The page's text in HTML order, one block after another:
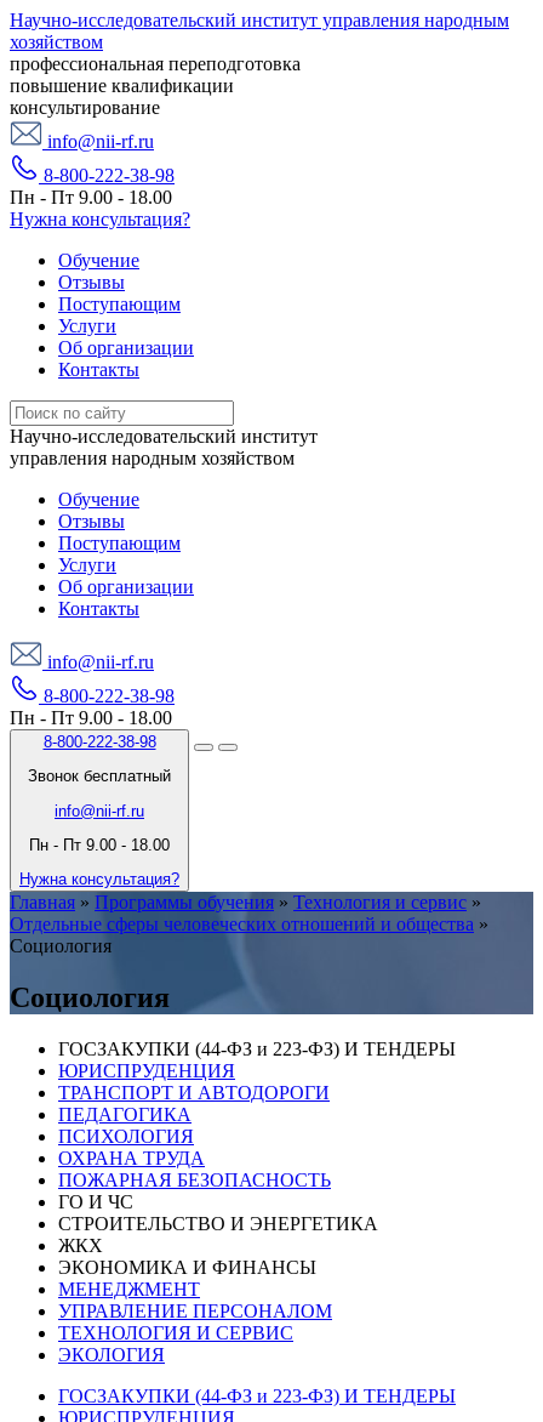
Научно-исследовательский институт управления народным
хозяйством
профессиональная переподготовка
повышение квалификации
консультирование
info@nii-rf.ru
8-800-222-38-98
Пн - Пт 9.00 - 18.00
Нужна консультация?
Обучение
Отзывы
Поступающим
Услуги
Об организации
Контакты
Научно-исследовательский институт
управления народным хозяйством
Обучение
Отзывы
Поступающим
Услуги
Об организации
Контакты
info@nii-rf.ru
8-800-222-38-98
Пн - Пт 9.00 - 18.00
8-800-222-38-98
Звонок бесплатный
info@nii-rf.ru
Пн - Пт 9.00 - 18.00
Нужна консультация?
Главная » Программы обучения » Технология и сервис »
Отдельные сферы человеческих отношений и общества »
Социология
Социология
ГОСЗАКУПКИ (44-ФЗ и 223-ФЗ) И ТЕНДЕРЫ
ЮРИСПРУДЕНЦИЯ
ТРАНСПОРТ И АВТОДОРОГИ
ПЕДАГОГИКА
ПСИХОЛОГИЯ
ОХРАНА ТРУДА
ПОЖАРНАЯ БЕЗОПАСНОСТЬ
ГО И ЧС
СТРОИТЕЛЬСТВО И ЭНЕРГЕТИКА
ЖКХ
ЭКОНОМИКА И ФИНАНСЫ
МЕНЕДЖМЕНТ
УПРАВЛЕНИЕ ПЕРСОНАЛОМ
ТЕХНОЛОГИЯ И СЕРВИС
ЭКОЛОГИЯ
ГОСЗАКУПКИ (44-ФЗ и 223-ФЗ) И ТЕНДЕРЫ